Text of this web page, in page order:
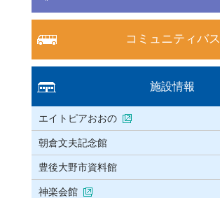
コミュニティバス
施設情報
エイトピアおおの
朝倉文夫記念館
豊後大野市資料館
神楽会館